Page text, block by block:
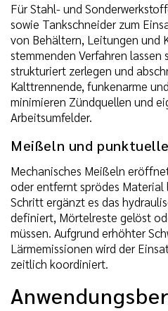
Für Stahl- und
sowie Tankschneider zum
von Behältern, Leitungen und
stemmenden Verfahren lassen
strukturiert zerlegen und
Kalttrennende, funkenarme
minimieren Zündquellen und
Arbeitsumfelder.
Meißeln und
Mechanisches Meißeln
oder entfernt sprödes Material
Schritt ergänzt es das
definiert, Mörtelreste gelöst
müssen. Aufgrund erhöhter
Lärmemissionen wird der
zeitlich koordiniert.